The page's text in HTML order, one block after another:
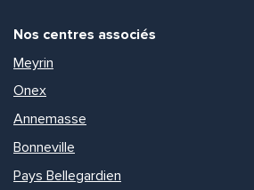
Nos centres associés
Meyrin
Onex
Annemasse
Bonneville
Pays Bellegardien